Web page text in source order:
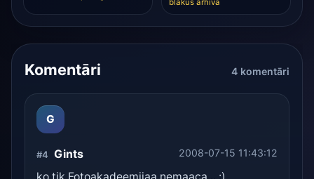
blakus arhīvā
Komentāri 4 komentāri
G
#4 Gints 2008-07-15 11:43:12